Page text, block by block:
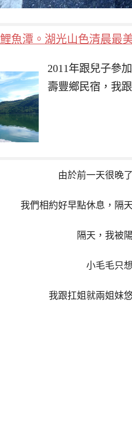
鯉魚潭。湖光山色清晨最
2011年跟兒子參
壽豐鄉民宿，我
由於前一天很晚
我們相約好早點休息，隔
隔天，我被
小毛毛只
我跟扛姐就兩姐妹